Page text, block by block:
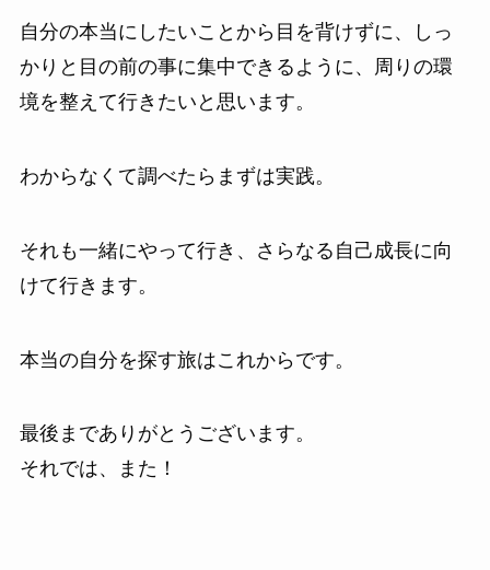
自分の本当にしたいことから目を背けずに、しっ
かりと目の前の事に集中できるように、周りの環
境を整えて行きたいと思います。
わからなくて調べたらまずは実践。
それも一緒にやって行き、さらなる自己成長に向
けて行きます。
本当の自分を探す旅はこれからです。
最後までありがとうございます。
それでは、また！